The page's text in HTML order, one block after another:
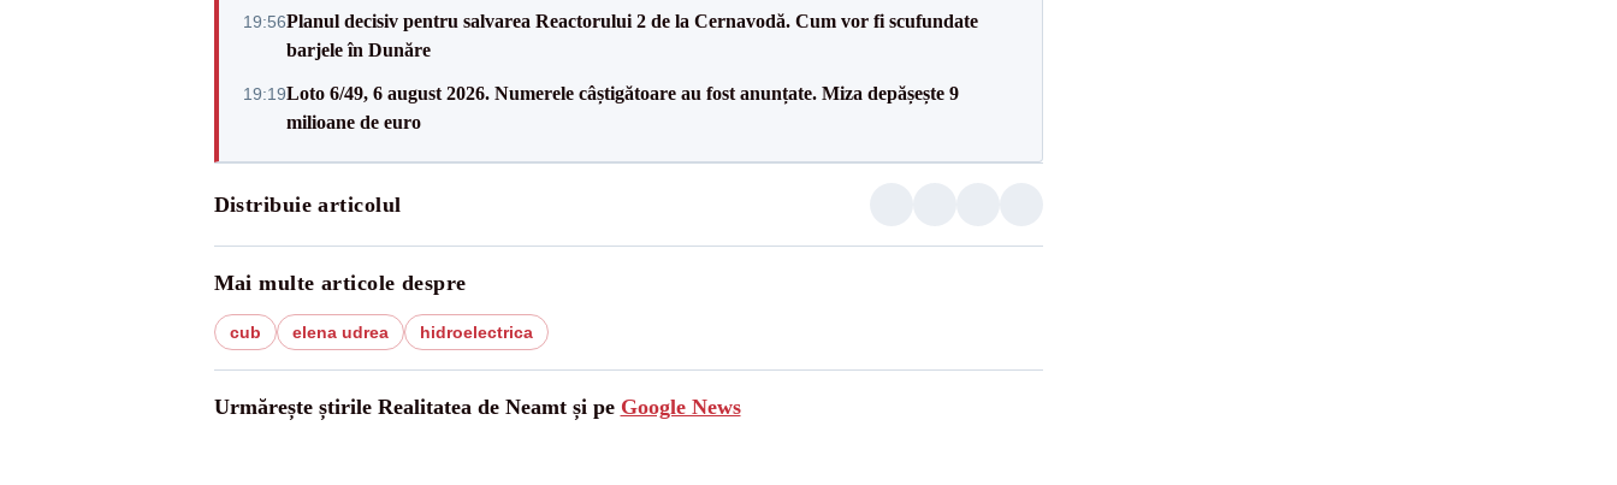
19:56Planul decisiv pentru salvarea Reactorului 2 de la Cernavodă. Cum vor fi scufundate
barjele în Dunăre
19:19Loto 6/49, 6 august 2026. Numerele câștigătoare au fost anunțate. Miza depășește 9
milioane de euro
Distribuie articolul
Mai multe articole despre
cub elena udrea hidroelectrica
Urmărește știrile Realitatea de Neamt și pe Google News